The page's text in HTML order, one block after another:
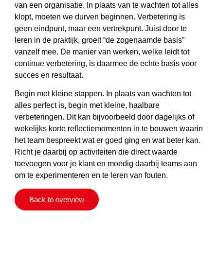
van een organisatie. In plaats van te wachten tot alles
klopt, moeten we durven beginnen. Verbetering is
geen eindpunt, maar een vertrekpunt. Juist door te
leren in de praktijk, groeit “de zogenaamde basis”
vanzelf mee. De manier van werken, welke leidt tot
continue verbetering, is daarmee de echte basis voor
succes en resultaat.
Begin met kleine stappen. In plaats van wachten tot
alles perfect is, begin met kleine, haalbare
verbeteringen. Dit kan bijvoorbeeld door dagelijks of
wekelijks korte reflectiemomenten in te bouwen waarin
het team bespreekt wat er goed ging en wat beter kan.
Richt je daarbij op activiteiten die direct waarde
toevoegen voor je klant en moedig daarbij teams aan
om te experimenteren en te leren van fouten.
Back to overview